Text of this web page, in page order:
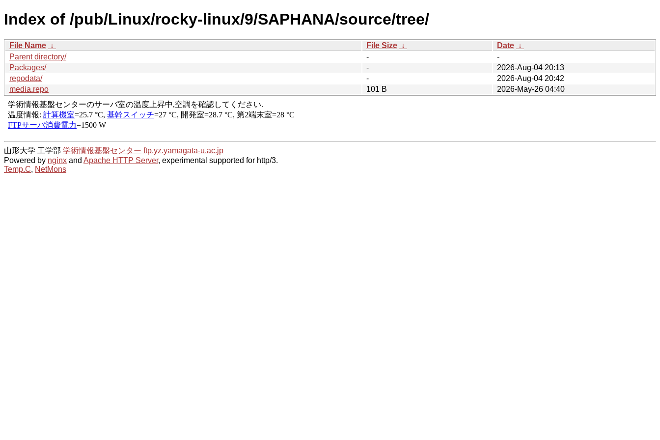
Index of /pub/Linux/rocky-linux/9/SAPHANA/source/tree/
File Name ↓ File Size ↓ Date ↓
Parent directory/
-
-
Packages/
-
2026-Aug-04 20:13
repodata/
-
2026-Aug-04 20:42
media.repo
101 B 2026-May-26 04:40
山形大学 工学部 学術情報基盤センター ftp.yz.yamagata-u.ac.jp
Powered by nginx and Apache HTTP Server, experimental supported for http/3.
Temp.C, NetMons